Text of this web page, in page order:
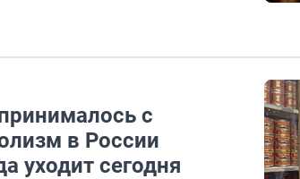
с
в России
уходит сегодня